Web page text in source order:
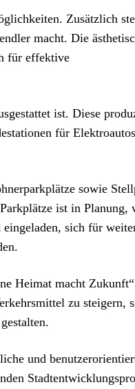
Zusätzlich
macht. Die
für effektive
ist. Diese
für Elektroautos
sowie
ist in Planung,
sich für
Heimat macht
zu steigern,
und